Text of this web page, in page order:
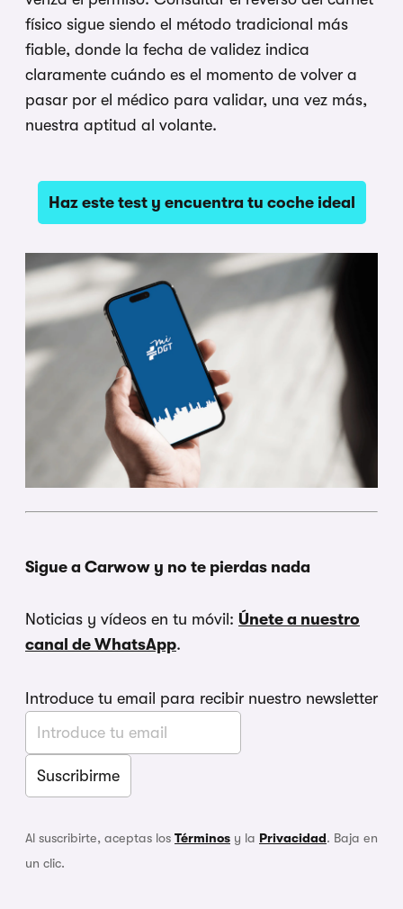
físico sigue siendo el método tradicional más
fiable, donde la fecha de validez indica
claramente cuándo es el momento de volver a
pasar por el médico para validar, una vez más,
nuestra aptitud al volante.
Haz este test y encuentra tu coche ideal
Sigue a Carwow y no te pierdas nada
Noticias y vídeos en tu móvil: Únete a nuestro
canal de WhatsApp.
Introduce tu email para recibir nuestro newsletter
Al suscribirte, aceptas los Términos y la Privacidad. Baja en
un clic.